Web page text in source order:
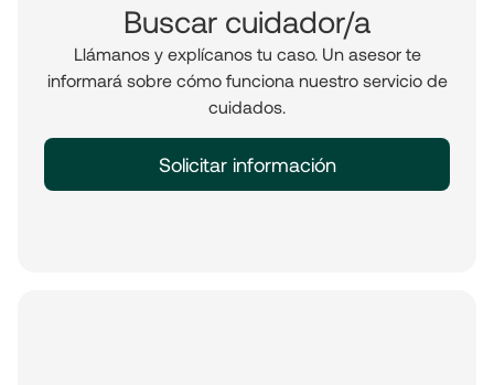
Buscar cuidador/a
Llámanos y explícanos tu caso. Un asesor te
informará sobre cómo funciona nuestro servicio de
cuidados.
Solicitar información